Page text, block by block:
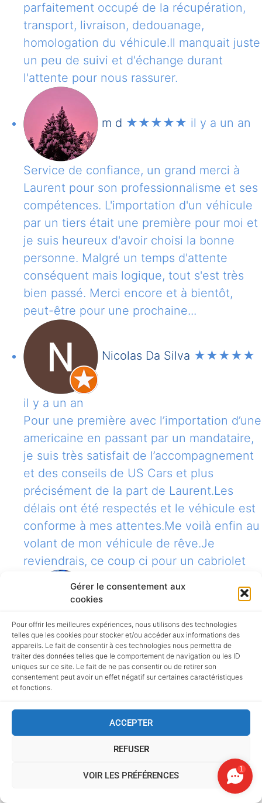
Gérer le consentement aux
cookies
Pour offrir les meilleures expériences, nous utilisons des technologies
telles que les cookies pour stocker et/ou accéder aux informations des
appareils. Le fait de consentir à ces technologies nous permettra de
traiter des données telles que le comportement de navigation ou les ID
uniques sur ce site. Le fait de ne pas consentir ou de retirer son
consentement peut avoir un effet négatif sur certaines caractéristiques
et fonctions.
ACCEPTER
REFUSER
VOIR LES PRÉFÉRENCES
parfaitement occupé de la récupération,
transport, livraison, dedouanage,
homologation du véhicule.Il manquait juste
un peu de suivi et d'échange durant
l'attente pour nous rassurer.
m d ★★★★★ il y a un an
Service de confiance, un grand merci à
Laurent pour son professionnalisme et ses
compétences. L'importation d'un véhicule
par un tiers était une première pour moi et
je suis heureux d'avoir choisi la bonne
personne. Malgré un temps d'attente
conséquent mais logique, tout s'est très
bien passé. Merci encore et à bientôt,
peut-être pour une prochaine...
Nicolas Da Silva ★★★★★
il y a un an
Pour une première avec l’importation d’une
americaine en passant par un mandataire,
je suis très satisfait de l’accompagnement
et des conseils de US Cars et plus
précisément de la part de Laurent.Les
délais ont été respectés et le véhicule est
conforme à mes attentes.Me voilà enfin au
volant de mon véhicule de rêve.Je
reviendrais, ce coup ci pour un cabriolet
Griff
mois
Vraiment heureux d 'avoir choisi Us Car
Importation pour l 'achat d' un Ram
2022Laurent au telephonne nous donne
une liste de vehicules correspondants à
au moment de faire un choixEnsuite il gere
tout avec un grand professionnalismeL'
importation et l' homologation se deroulent
1